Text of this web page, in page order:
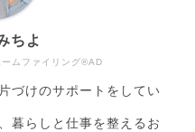
ムファイリング®AD
ちよ
づけのサポートをしてい
暮らしと仕事を整えるお